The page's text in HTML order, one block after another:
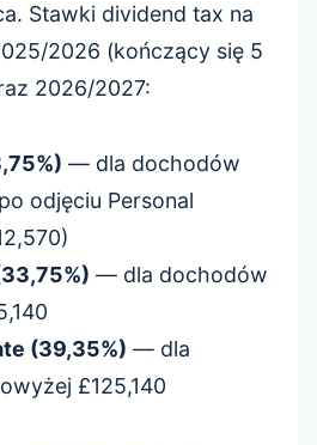
Stawki dividend tax na
2026 (kończący się 5
2026/2027:
— dla dochodów
odjęciu Personal
— dla dochodów
(39,35%) — dla
£125,140